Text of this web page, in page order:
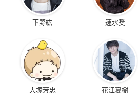
下野紘 速水奨
大塚芳忠 花江夏樹